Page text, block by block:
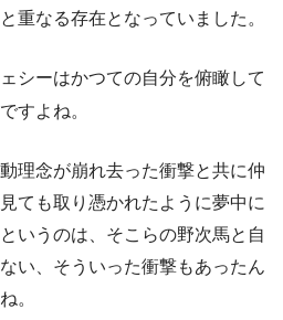
重なる存在となっていました。
シーはかつての自分を俯瞰して
すよね。
理念が崩れ去った衝撃と共に仲
ても取り憑かれたように夢中に
いうのは、そこらの野次馬と自
い、そういった衝撃もあったん
。